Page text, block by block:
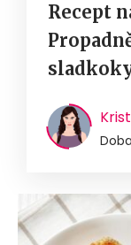
Recept